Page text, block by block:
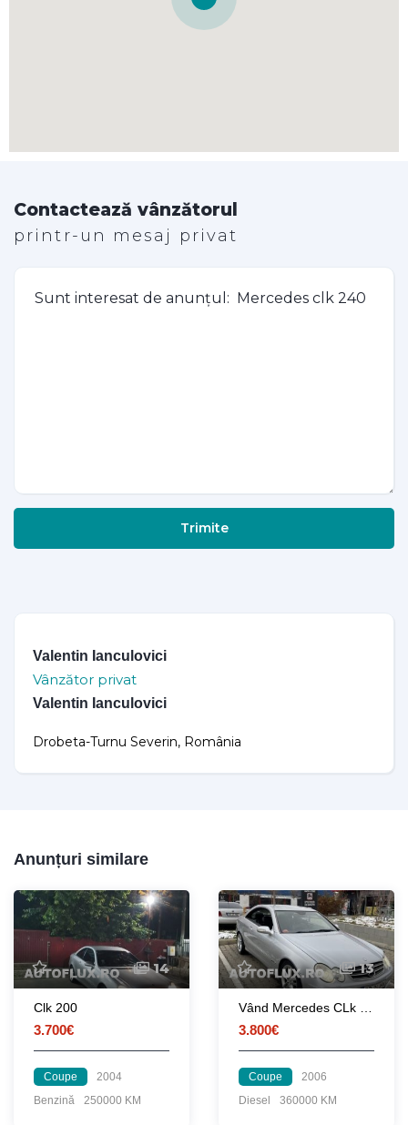
Contactează vânzătorul
printr-un mesaj privat
Trimite
Valentin Ianculovici
Vânzător privat
Valentin Ianculovici
Drobeta-Turnu Severin, România
Anunțuri similare
14
Clk 200
3.700€
Coupe
2004
Benzină
250000 KM
13
3.800€
Coupe
2006
Diesel
360000 KM